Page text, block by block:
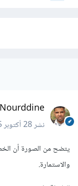
نشر28 أكتوبر 2015
يتضح من الصورة أن
والاستمارة.